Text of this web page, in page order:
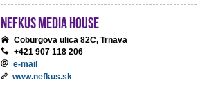
NEFKUS Media House
Coburgova ulica 82C, Trnava
+421 907 118 206
e-mail
www.nefkus.sk